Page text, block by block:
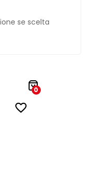
se scelta
0